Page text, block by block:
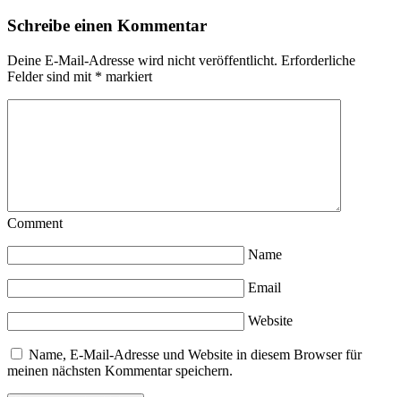
Schreibe einen Kommentar
Deine E-Mail-Adresse wird nicht veröffentlicht. Erforderliche
Felder sind mit * markiert
Comment
Name
Email
Website
Name, E-Mail-Adresse und Website in diesem Browser für
meinen nächsten Kommentar speichern.